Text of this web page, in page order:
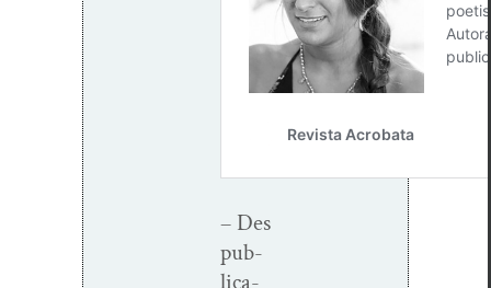
– Des
pub­
li­ca­